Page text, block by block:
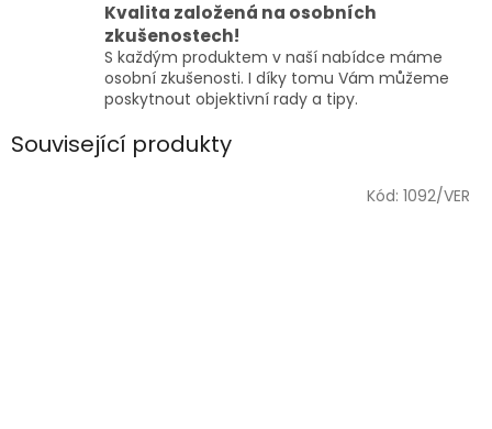
Kvalita založená na osobních
zkušenostech!
S každým produktem v naší nabídce máme
osobní zkušenosti. I díky tomu Vám můžeme
poskytnout objektivní rady a tipy.
Související produkty
Kód: 1092/VER